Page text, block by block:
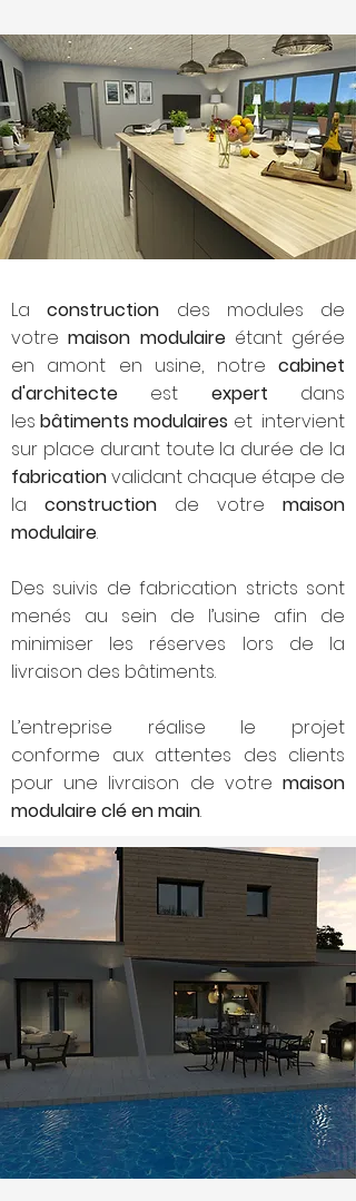
Laconstruction des modules de
votremaison modulaireétant gérée
en amont en usine, notre cabinet
d'architecte est expert dans
lesbâtiments modulaires et intervient
sur place durant toute la durée de la
fabricationvalidant chaque étape de
la construction de votre maison
modulaire.
Des suivis de fabrication stricts sont
menés au sein de l’usine afin de
minimiser les réserves lors de la
livraison des bâtiments.
L’entreprise réalise le projet
conforme aux attentes des clients
pour une livraison de votre maison
modulaire clé en main.